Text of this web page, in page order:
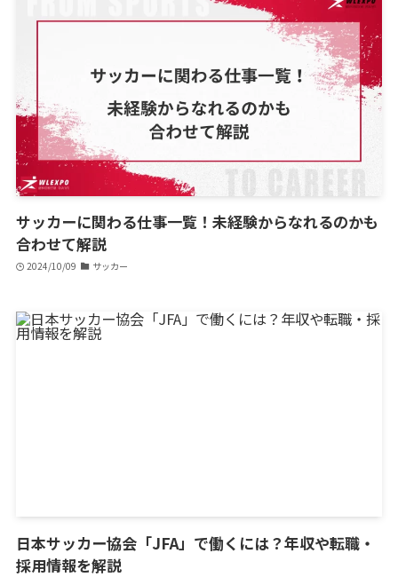
サッカーに関わる仕事一覧！未経験からなれるのかも
合わせて解説
2024/10/09 サッカー
日本サッカー協会「JFA」で働くには？年収や転職・
採用情報を解説